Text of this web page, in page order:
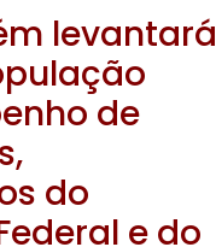
levantará
de
do
e do